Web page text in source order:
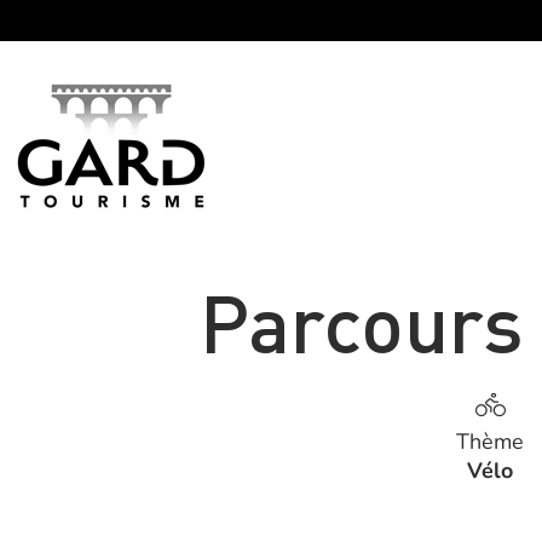
Parcours
Thème
Vélo